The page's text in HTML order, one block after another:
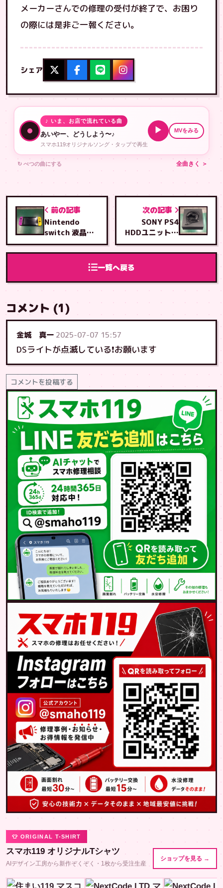
メーカーさんでの修理の受付が終了で、お困り
の際には是非ご一報ください。
シェア
♪ いま、お店で流れている曲
あいやー、どうしよう〜♪
スマホ119オリジナルソング・タップで再生
▶ MVをみる
↻ べつの曲にする 全曲きく ＞
前の記事
Nintendo
switch 液晶交
換修理
一覧へ戻る
次の記事
SONY PS4
HDDユニット交
換修理
コメント (1)
金城 真一 2025-07-07 15:57
DSライトが点滅している❗️お願います
コメントを投稿する
👕 ORIGINAL T-SHIRT
スマホ119 オリジナルTシャツ
AIデザイン工房から新作ぞくぞく・1枚から受注生産
ショップを見る →